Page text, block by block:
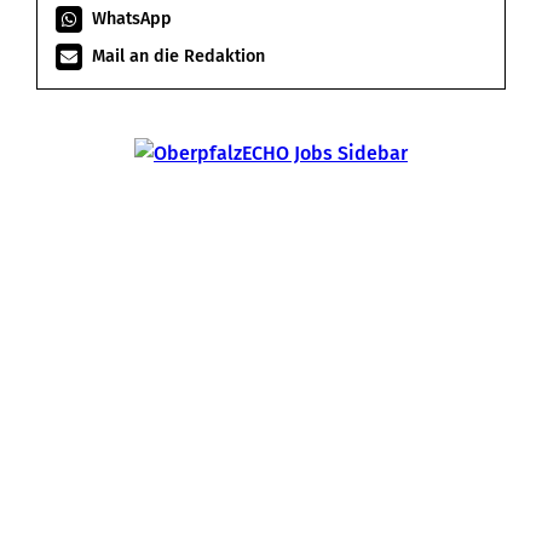
WhatsApp
Mail an die Redaktion